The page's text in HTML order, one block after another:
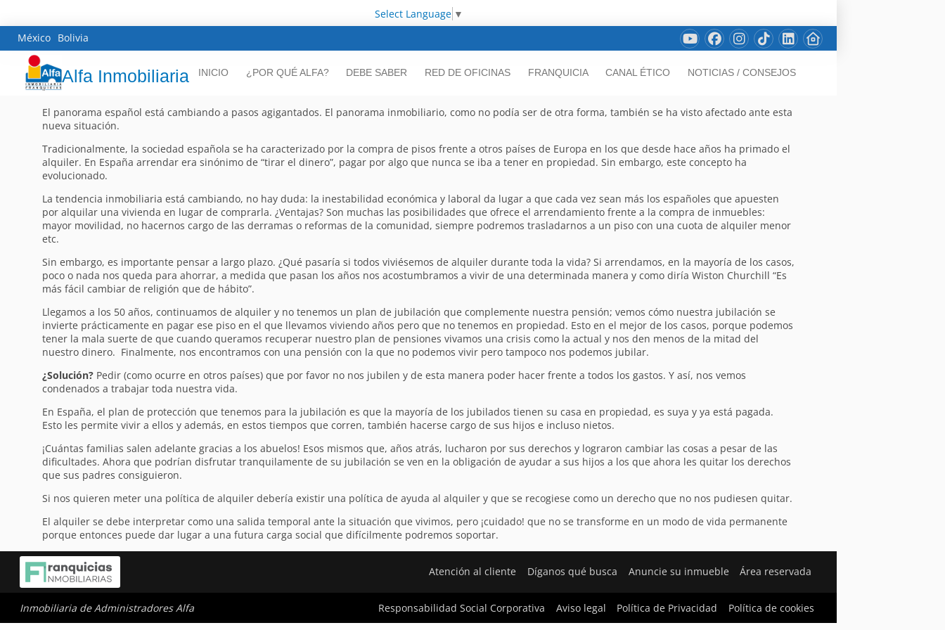
Select Language ▼
México Bolivia
Alfa Inmobiliaria INICIO ¿POR QUÉ ALFA? DEBE SABER RED DE OFICINAS FRANQUICIA CANAL ÉTICO NOTICIAS / CONSEJOS
El panorama español está cambiando a pasos agigantados. El panorama inmobiliario, como no podía ser de otra forma, también se ha visto afectado ante esta
nueva situación.
Tradicionalmente, la sociedad española se ha caracterizado por la compra de pisos frente a otros países de Europa en los que desde hace años ha primado el
alquiler. En España arrendar era sinónimo de “tirar el dinero”, pagar por algo que nunca se iba a tener en propiedad. Sin embargo, este concepto ha
evolucionado.
La tendencia inmobiliaria está cambiando, no hay duda: la inestabilidad económica y laboral da lugar a que cada vez sean más los españoles que apuesten
por alquilar una vivienda en lugar de comprarla. ¿Ventajas? Son muchas las posibilidades que ofrece el arrendamiento frente a la compra de inmuebles:
mayor movilidad, no hacernos cargo de las derramas o reformas de la comunidad, siempre podremos trasladarnos a un piso con una cuota de alquiler menor
etc.
Sin embargo, es importante pensar a largo plazo. ¿Qué pasaría si todos viviésemos de alquiler durante toda la vida? Si arrendamos, en la mayoría de los casos,
poco o nada nos queda para ahorrar, a medida que pasan los años nos acostumbramos a vivir de una determinada manera y como diría Wiston Churchill “Es
más fácil cambiar de religión que de hábito”.
Llegamos a los 50 años, continuamos de alquiler y no tenemos un plan de jubilación que complemente nuestra pensión; vemos cómo nuestra jubilación se
invierte prácticamente en pagar ese piso en el que llevamos viviendo años pero que no tenemos en propiedad. Esto en el mejor de los casos, porque podemos
tener la mala suerte de que cuando queramos recuperar nuestro plan de pensiones vivamos una crisis como la actual y nos den menos de la mitad del
nuestro dinero. Finalmente, nos encontramos con una pensión con la que no podemos vivir pero tampoco nos podemos jubilar.
¿Solución?Pedir (como ocurre en otros países) que por favor no nos jubilen y de esta manera poder hacer frente a todos los gastos. Y así, nos vemos
condenados a trabajar toda nuestra vida.
En España, el plan de protección que tenemos para la jubilación es que la mayoría de los jubilados tienen su casa en propiedad, es suya y ya está pagada.
Esto les permite vivir a ellos y además, en estos tiempos que corren, también hacerse cargo de sus hijos e incluso nietos.
¡Cuántas familias salen adelante gracias a los abuelos! Esos mismos que, años atrás, lucharon por sus derechos y lograron cambiar las cosas a pesar de las
dificultades. Ahora que podrían disfrutar tranquilamente de su jubilación se ven en la obligación de ayudar a sus hijos a los que ahora les quitar los derechos
que sus padres consiguieron.
Si nos quieren meter una política de alquiler debería existir una política de ayuda al alquiler y que se recogiese como un derecho que no nos pudiesen quitar.
El alquiler se debe interpretar como una salida temporal ante la situación que vivimos, pero ¡cuidado! que no se transforme en un modo de vida permanente
porque entonces puede dar lugar a una futura carga social que difícilmente podremos soportar.
Atención al cliente Díganos qué busca Anuncie su inmueble Área reservada
Inmobiliaria de Administradores Alfa Responsabilidad Social Corporativa Aviso legal Política de Privacidad Política de cookies